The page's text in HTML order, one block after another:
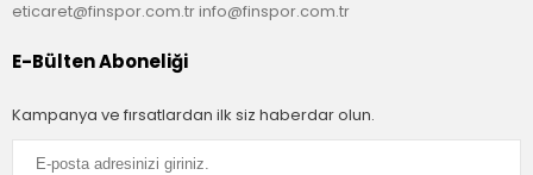
eticaret@finspor.com.trinfo@finspor.com.tr
E-Bülten Aboneliği
Kampanya ve fırsatlardan ilk siz haberdar olun.